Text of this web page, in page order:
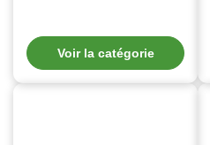
Voir la catégorie